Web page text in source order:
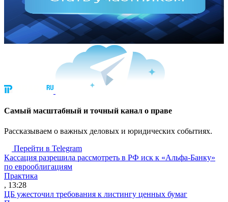
Cамый масштабный и точный канал о праве
Рассказываем о важных деловых и юридических событиях.
Перейти в Telegram
Кассация разрешила рассмотреть в РФ иск к «Альфа-Банку»
по еврооблигациям
Практика
, 13:28
ЦБ ужесточил требования к листингу ценных бумаг